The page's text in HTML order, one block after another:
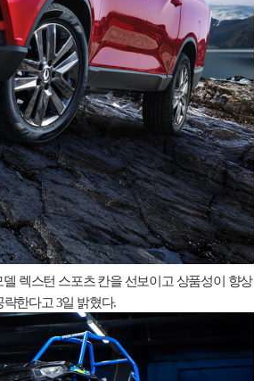
렉스턴 스포츠 칸을 선보이고 상품성이 향상
략한다고3일 밝혔다.